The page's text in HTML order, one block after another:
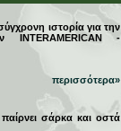
ιστορία για την
INTERAMERICAN -
περισσότερα»
σάρκα και οστά